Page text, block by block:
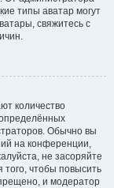
типы аватар могут
свяжитесь с
количество
Обычно вы
на конференции,
не засоряйте
чтобы повысить
и модератор